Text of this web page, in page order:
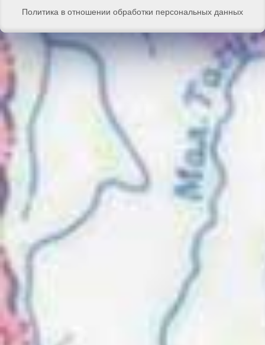
Политика в отношении обработки персональных данных